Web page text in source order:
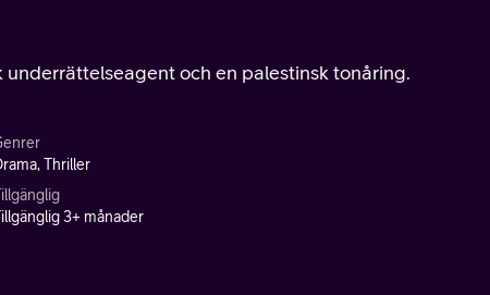
och en palestinsk tonåring.
Thriller
3+ månader